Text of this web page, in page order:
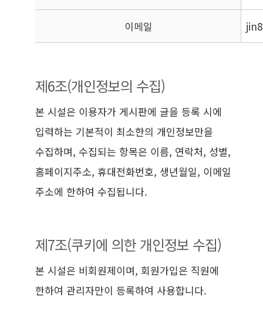
이메일
제6조(개인정보의 수집)
본 시설은 이용자가 게시판에 글을 등록 시에
입력하는 기본적이 최소한의 개인정보만을
수집하며, 수집되는 항목은 이름, 연락처, 성별,
홈페이지주소, 휴대전화번호, 생년월일, 이메일
주소에 한하여 수집됩니다.
제7조(쿠키에 의한 개인정보 수집)
본 시설은 비회원제이며, 회원가입은 직원에
한하여 관리자만이 등록하여 사용합니다.